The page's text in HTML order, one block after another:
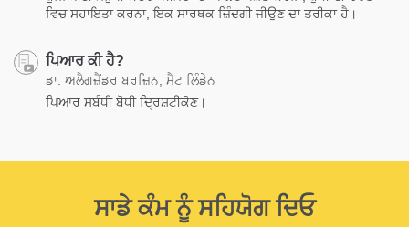
ਵਿਚ ਸਹਾਇਤਾ ਕਰਨਾ, ਇਕ ਸਾਰਥਕ ਜ਼ਿੰਦਗੀ ਜੀਉਣ ਦਾ ਤਰੀਕਾ ਹੈ।
ਪਿਆਰ ਕੀ ਹੈ?
ਡਾ. ਅਲੈਗਜ਼ੈਂਡਰ ਬਰਜ਼ਿਨ, ਮੈਟ ਲਿੰਡੇਨ
ਪਿਆਰ ਸਬੰਧੀ ਬੋਧੀ ਦ੍ਰਿਸ਼ਟੀਕੋਣ।
ਸਾਡੇ ਕੰਮ ਨੂੰ ਸਹਿਯੋਗ ਦਿਓ